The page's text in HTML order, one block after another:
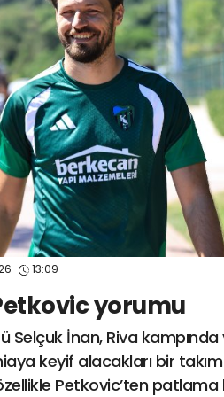
13:09
yorumu
Selçuk İnan, Riva
keyif alacakları bir
özellikle Petkovic’ten